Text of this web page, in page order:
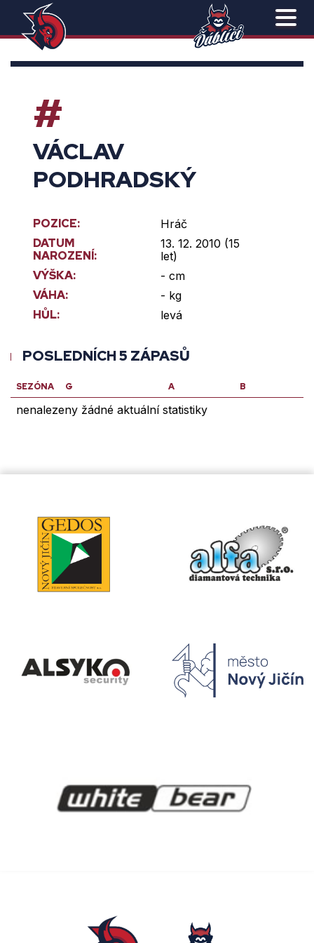
#
VÁCLAV
PODHRADSKÝ
POZICE: Hráč
DATUM
NAROZENÍ:
13. 12. 2010 (15
let)
VÝŠKA: - cm
VÁHA: - kg
HŮL: levá
POSLEDNÍCH 5 ZÁPASŮ
SEZÓNA G A B
nenalezeny žádné aktuální statistiky